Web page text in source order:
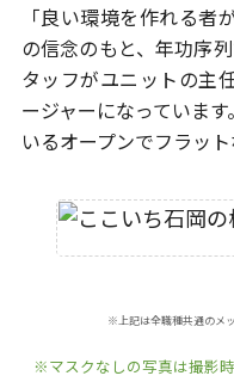
「良い環境を作れる者
の信念のもと、年功序
タッフがユニットの主任
ージャーになっています。
いるオープンでフラット
※上記は全職種共通のメ
※マスクなしの写真は撮影時